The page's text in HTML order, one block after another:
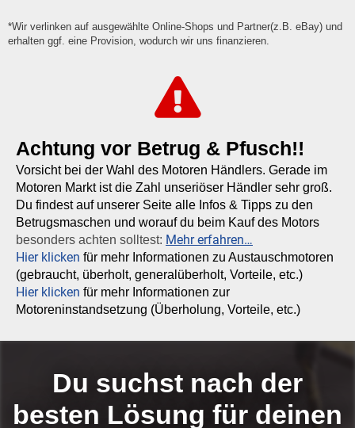
*Wir verlinken auf ausgewählte Online-Shops und Partner(z.B. eBay) und
erhalten ggf. eine Provision, wodurch wir uns finanzieren.
Achtung vor Betrug & Pfusch!!
Vorsicht bei der Wahl des Motoren Händlers. Gerade im
Motoren Markt ist die Zahl unseriöser Händler sehr groß.
Du findest auf unserer Seite alle Infos & Tipps zu den
Betrugsmaschen und worauf du beim Kauf des Motors
besonders achten solltest: Mehr erfahren…
Hier klicken für mehr Informationen zu Austauschmotoren
(gebraucht, überholt, generalüberholt, Vorteile, etc.)
Hier klicken für mehr Informationen zur
Motoreninstandsetzung (Überholung, Vorteile, etc.)
Du suchst nach der
besten Lösung für deinen